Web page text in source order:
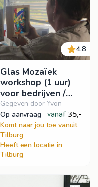
4.8
Glas Mozaïek
workshop (1 uur)
voor bedrijven /
events
Gegeven door Yvon
op aanvraag
vanaf 35,-
Komt naar jou toe vanuit
Tilburg
Heeft een locatie in
Tilburg